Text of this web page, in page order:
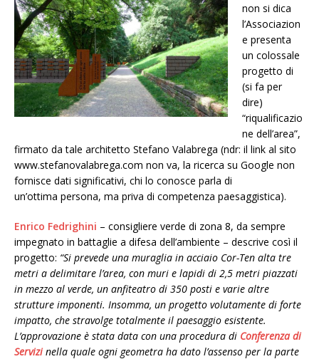
non si dica
l’Associazion
e presenta
un colossale
progetto di
(si fa per
dire)
“riqualificazio
ne dell’area”,
firmato da tale architetto Stefano Valabrega (ndr: il link al sito
www.stefanovalabrega.com non va, la ricerca su Google non
fornisce dati significativi, chi lo conosce parla di
un’ottima persona, ma priva di competenza paesaggistica).
Enrico Fedrighini – consigliere verde di zona 8, da sempre
impegnato in battaglie a difesa dell’ambiente – descrive così il
progetto: “Si prevede una muraglia in acciaio Cor-Ten alta tre
metri a delimitare l’area, con muri e lapidi di 2,5 metri piazzati
in mezzo al verde, un anfiteatro di 350 posti e varie altre
strutture imponenti. Insomma, un progetto volutamente di forte
impatto, che stravolge totalmente il paesaggio esistente.
L’approvazione è stata data con una procedura di Conferenza di
Servizinella quale ogni geometra ha dato l’assenso per la parte